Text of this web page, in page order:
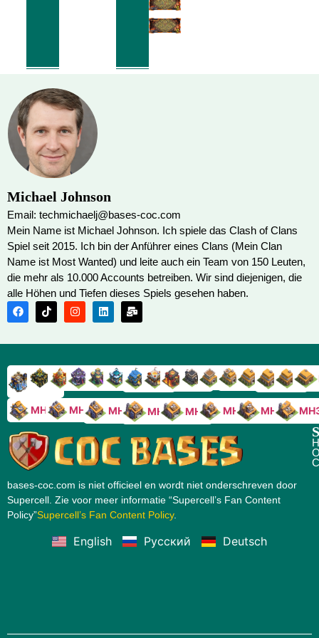
Michael Johnson
Email: techmichaelj@bases-coc.com
Mein Name ist Michael Johnson. Ich spiele das Clash of Clans
Spiel seit 2015. Ich bin der Anführer eines Clans (Mein Clan
Name ist Most Wanted) und leite auch ein Team von 150 Leuten,
die mehr als 10.000 Accounts betreiben. Wir sind diejenigen, die
alle Höhen und Tiefen dieses Spiels gesehen haben.
RH18RH17RH16RH15RH14RH13RH12RH11RH10RH9RH8RH7RH6RH5RH4
MH10 MH9 MH8 MH7 MH6 MH5 MH4
bases-coc.com is niet officieel en wordt niet onderschreven door
Supercell. Zie voor meer informatie “Supercell’s Fan Content
Policy”Supercell’s Fan Content Policy.
English Русский Deutsch